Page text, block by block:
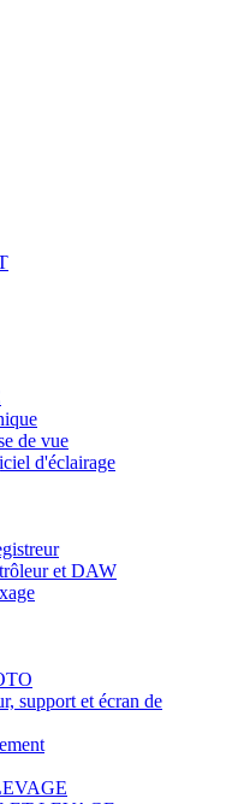
de vue
d'éclairage
et DAW
support et écran de